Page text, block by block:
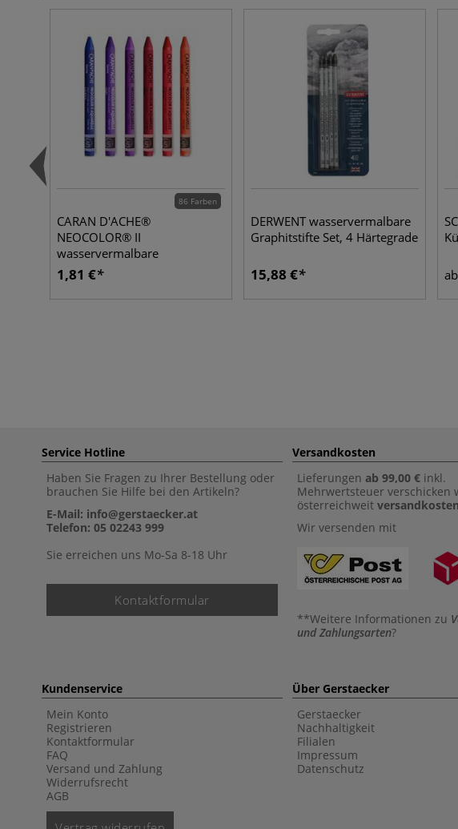
86 Farben
CARAN D'ACHE®
NEOCOLOR® II
wasservermalbare
Wachspastelle, einzeln
1,81 €
DERWENT wasservermalbare
Graphitstifte Set, 4 Härtegrade
15,88 € ab
Service Hotline
Haben Sie Fragen zu Ihrer Bestellung oder
brauchen Sie Hilfe bei den Artikeln?
E-Mail: info@gerstaecker.at
Telefon: 05 02243 999
Sie erreichen uns Mo-Sa 8-18 Uhr
Kontaktformular
Versandkosten
Lieferungen ab 99,00 € inkl.
Mehrwertsteuer verschicken
österreichweit
Wir versenden mit
**Weitere Informationen zu
und Zahlungsarten?
Kundenservice
Mein Konto
Registrieren
Kontaktformular
FAQ
Versand und Zahlung
Widerrufsrecht
AGB
Über Gerstaecker
Gerstaecker
Nachhaltigkeit
Filialen
Impressum
Datenschutz